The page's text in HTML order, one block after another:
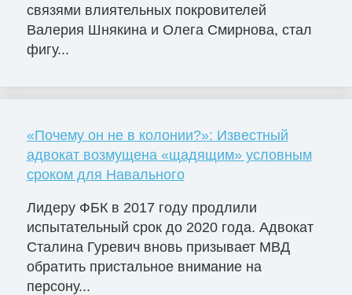
связями влиятельных покровителей
Валерия Шнякина и Олега Смирнова, стал
фигу...
«Почему он не в колонии?»: Известный
адвокат возмущена «щадящим» условным
сроком для Навального
Лидеру ФБК в 2017 году продлили
испытательный срок до 2020 года. Адвокат
Сталина Гуревич вновь призывает МВД
обратить пристальное внимание на
персону...